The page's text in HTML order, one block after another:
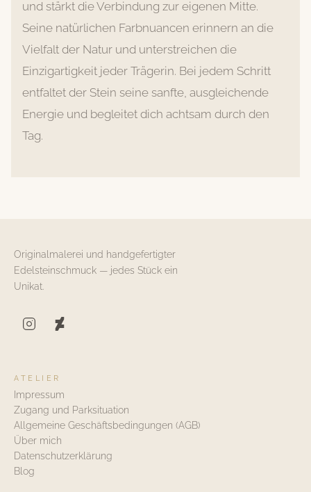
und stärkt die Verbindung zur eigenen Mitte.
Seine natürlichen Farbnuancen erinnern an die
Vielfalt der Natur und unterstreichen die
Einzigartigkeit jeder Trägerin. Bei jedem Schritt
entfaltet der Stein seine sanfte, ausgleichende
Energie und begleitet dich achtsam durch den
Tag.
Originalmalerei und handgefertigter
Edelsteinschmuck — jedes Stück ein
Unikat.
ATELIER
Impressum
Zugang und Parksituation
Allgemeine Geschäftsbedingungen (AGB)
Über mich
Datenschutzerklärung
Blog